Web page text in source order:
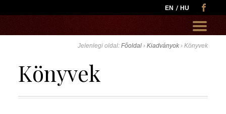
EN HU
Jelenlegi oldal:Főoldal ›Kiadványok ›Könyvek
Könyvek